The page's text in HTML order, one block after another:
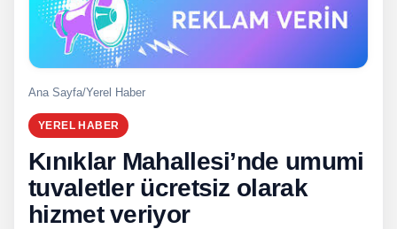
Ana Sayfa/Yerel Haber
YEREL HABER
Kınıklar Mahallesi’nde umumi
tuvaletler ücretsiz olarak
hizmet veriyor